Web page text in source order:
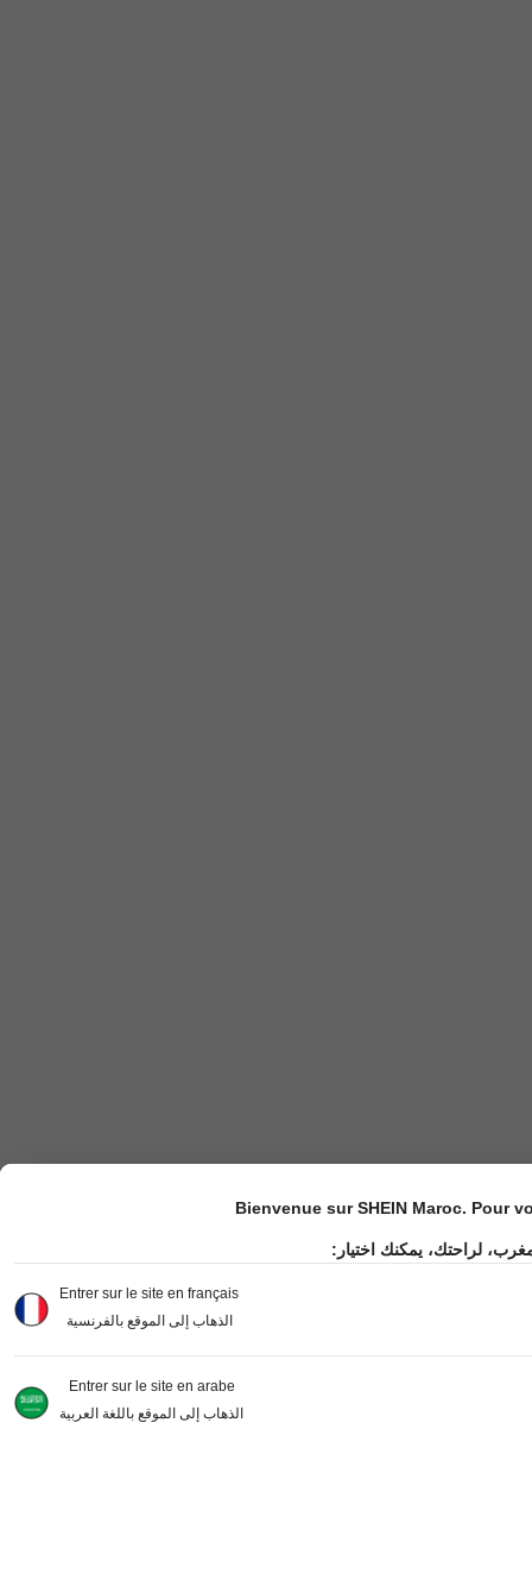
Bienvenue sur SHEIN Maroc. Pour
لراحتك، يمكنك اختيار:
Entrer sur le site en français
الذهاب إلى الموقع بالفرنسية
Entrer sur le site en arabe
الذهاب إلى الموقع باللغة العربية